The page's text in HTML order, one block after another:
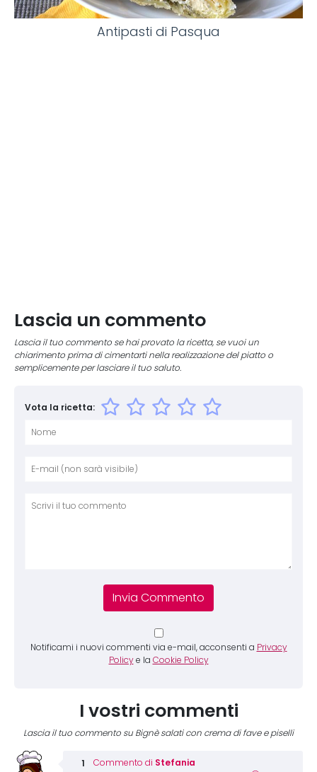
Antipasti di Pasqua
Lascia un commento
Lascia il tuo commento se hai provato la ricetta, se vuoi un
chiarimento prima di cimentarti nella realizzazione del piatto o
semplicemente per lasciare il tuo saluto.
Vota la ricetta:
Notificami i nuovi commenti via e-mail, acconsenti a Privacy
Policy e la Cookie Policy
I vostri commenti
Lascia il tuo commento su Bignè salati con crema di fave e piselli
Commento di Stefania